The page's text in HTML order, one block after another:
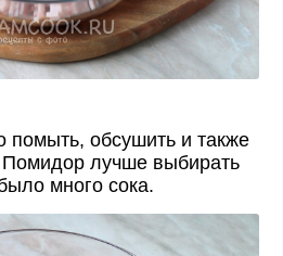
помыть, обсушить и также
Помидор лучше выбирать
много сока.